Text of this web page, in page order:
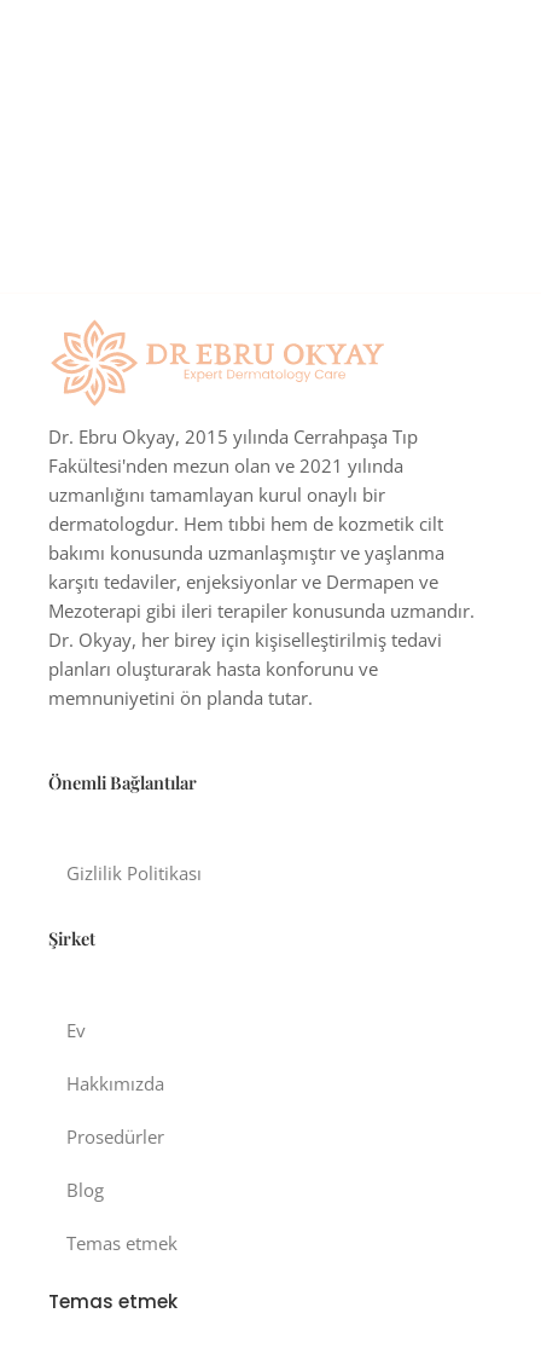
Dr. Ebru Okyay, 2015 yılında Cerrahpaşa Tıp
Fakültesi'nden mezun olan ve 2021 yılında
uzmanlığını tamamlayan kurul onaylı bir
dermatologdur. Hem tıbbi hem de kozmetik cilt
bakımı konusunda uzmanlaşmıştır ve yaşlanma
karşıtı tedaviler, enjeksiyonlar ve Dermapen ve
Mezoterapi gibi ileri terapiler konusunda uzmandır.
Dr. Okyay, her birey için kişiselleştirilmiş tedavi
planları oluşturarak hasta konforunu ve
memnuniyetini ön planda tutar.
Önemli Bağlantılar
Gizlilik Politikası
Şirket
Ev
Hakkımızda
Prosedürler
Blog
Temas etmek
Temas etmek